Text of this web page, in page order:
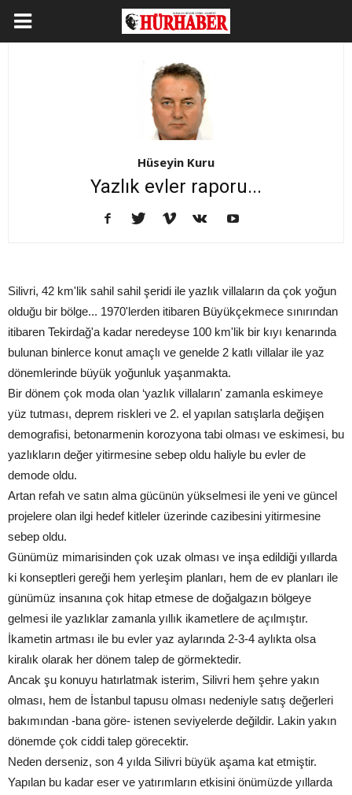
Hüseyin Kuru
Yazlık evler raporu...
Silivri, 42 km'lik sahil sahil şeridi ile yazlık villaların da çok yoğun
olduğu bir bölge... 1970'lerden itibaren Büyükçekmece sınırından
itibaren Tekirdağ'a kadar neredeyse 100 km'lik bir kıyı kenarında
bulunan binlerce konut amaçlı ve genelde 2 katlı villalar ile yaz
dönemlerinde büyük yoğunluk yaşanmakta.
Bir dönem çok moda olan ‘yazlık villaların' zamanla eskimeye
yüz tutması, deprem riskleri ve 2. el yapılan satışlarla değişen
demografisi, betonarmenin korozyona tabi olması ve eskimesi, bu
yazlıkların değer yitirmesine sebep oldu haliyle bu evler de
demode oldu.
Artan refah ve satın alma gücünün yükselmesi ile yeni ve güncel
projelere olan ilgi hedef kitleler üzerinde cazibesini yitirmesine
sebep oldu.
Günümüz mimarisinden çok uzak olması ve inşa edildiği yıllarda
ki konseptleri gereği hem yerleşim planları, hem de ev planları ile
günümüz insanına çok hitap etmese de doğalgazın bölgeye
gelmesi ile yazlıklar zamanla yıllık ikametlere de açılmıştır.
İkametin artması ile bu evler yaz aylarında 2-3-4 aylıkta olsa
kiralık olarak her dönem talep de görmektedir.
Ancak şu konuyu hatırlatmak isterim, Silivri hem şehre yakın
olması, hem de İstanbul tapusu olması nedeniyle satış değerleri
bakımından -bana göre- istenen seviyelerde değildir. Lakin yakın
dönemde çok ciddi talep görecektir.
Neden derseniz, son 4 yılda Silivri büyük aşama kat etmiştir.
Yapılan bu kadar eser ve yatırımların etkisini önümüzde yıllarda